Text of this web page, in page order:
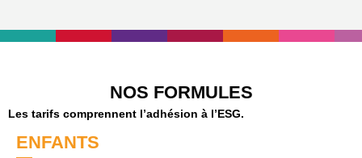
NOS FORMULES
Les tarifs comprennent l’adhésion à l’ESG.
ENFANTS